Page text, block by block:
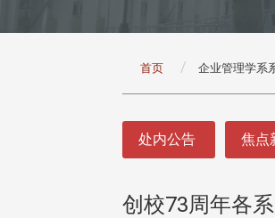
首页 企业管理学系
处内公告 焦点
创校73周年各